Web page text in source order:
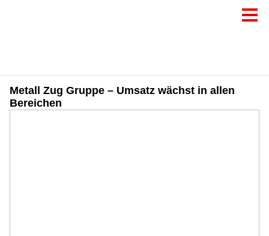
Metall Zug Gruppe – Umsatz wächst in allen
Bereichen